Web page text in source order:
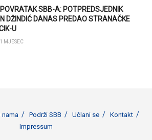
SBB-A: POTPREDSJEDNIK
DŽINDIĆ DANAS PREDAO STRANAČKE
U
MJESEC
nama Podrži SBB Učlani se
Kontakt
Impressum